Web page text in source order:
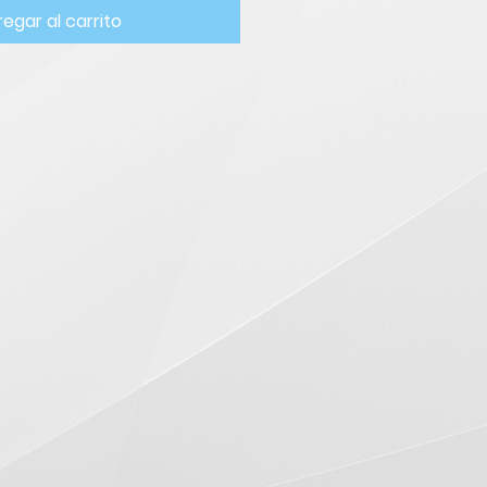
al carrito